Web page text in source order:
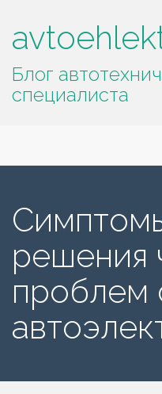
Блог
специалиста
меню
решения
проблем